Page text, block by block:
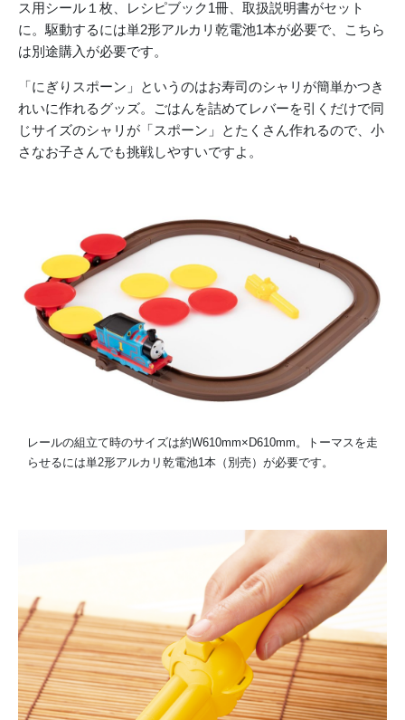
ス用シール１枚、レシピブック1冊、取扱説明書がセット
に。駆動するには単2形アルカリ乾電池1本が必要で、こちら
は別途購入が必要です。
「にぎりスポーン」というのはお寿司のシャリが簡単かつき
れいに作れるグッズ。ごはんを詰めてレバーを引くだけで同
じサイズのシャリが「スポーン」とたくさん作れるので、小
さなお子さんでも挑戦しやすいですよ。
レールの組立て時のサイズは約W610mm×D610mm。トーマスを走
らせるには単2形アルカリ乾電池1本（別売）が必要です。